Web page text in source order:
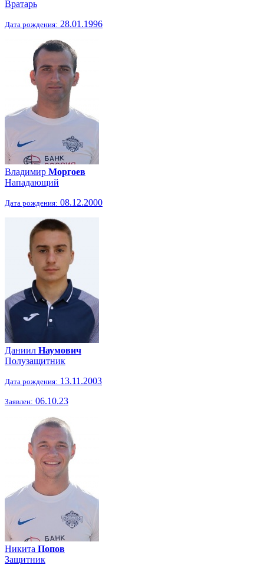
Вратарь
Дата рождения: 28.01.1996
Владимир Моргоев
Нападающий
Дата рождения: 08.12.2000
Даниил Наумович
Полузащитник
Дата рождения: 13.11.2003
Заявлен: 06.10.23
Никита Попов
Защитник